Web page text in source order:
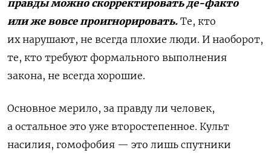
правды можно скорректировать де-факто
или же вовсе проигнорировать. Те, кто
их нарушают, не всегда плохие люди. И наоборот,
те, кто требуют формального выполнения
закона, не всегда хорошие.
Основное мерило, за правду ли человек,
а остальное это уже второстепенное. Культ
насилия, гомофобия — это лишь спутники